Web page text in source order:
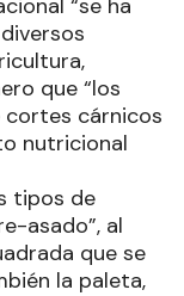
“se ha
que “los
cárnicos
nutricional
tipos de
asado”, al
que se
la paleta,